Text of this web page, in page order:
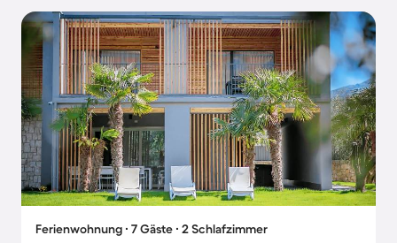
Ferienwohnung ∙ 7 Gäste ∙ 2 Schlafzimmer